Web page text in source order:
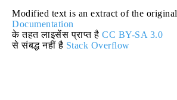
Modified text is an extract of the original
Documentation
के तहत लाइसेंस प्राप्त है CC BY-SA 3.0
से संबद्ध नहीं है Stack Overflow